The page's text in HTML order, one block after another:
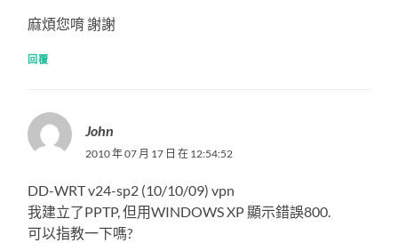
麻煩您唷 謝謝
回覆
John
2010 年 07 月 17 日 在 12:54:52
DD-WRT v24-sp2 (10/10/09) vpn
我建立了PPTP, 但用WINDOWS XP 顯示錯誤800.
可以指教一下嗎?